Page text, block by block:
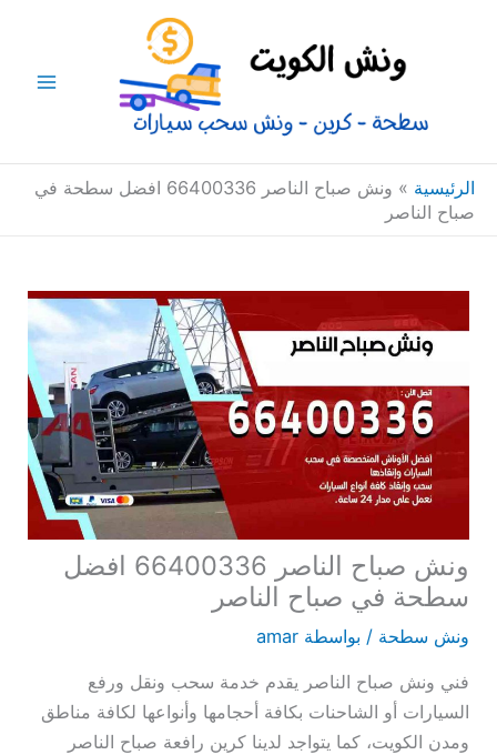
الرئيسية »
ونش صباح الناصر 66400336 افضل سطحة في
صباح الناصر
ونش صباح الناصر 66400336 افضل
سطحة في صباح الناصر
ونش سطحة / بواسطة amar
فني ونش صباح الناصر يقدم خدمة سحب ونقل ورفع
السيارات أو الشاحنات بكافة أحجامها وأنواعها لكافة مناطق
ومدن الكويت، كما يتواجد لدينا كرين رافعة صباح الناصر